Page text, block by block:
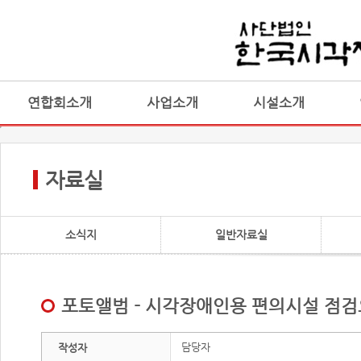
연합회소개 사업소개 시설소개
자료실
소식지 일반자료실
포토앨범 - 시각장애인용 편의시설 점
작성자 담당자